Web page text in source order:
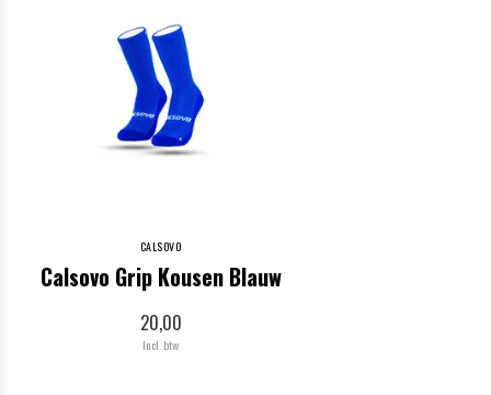
CALSOVO
Calsovo Grip Kousen Blauw
20,00
Incl. btw